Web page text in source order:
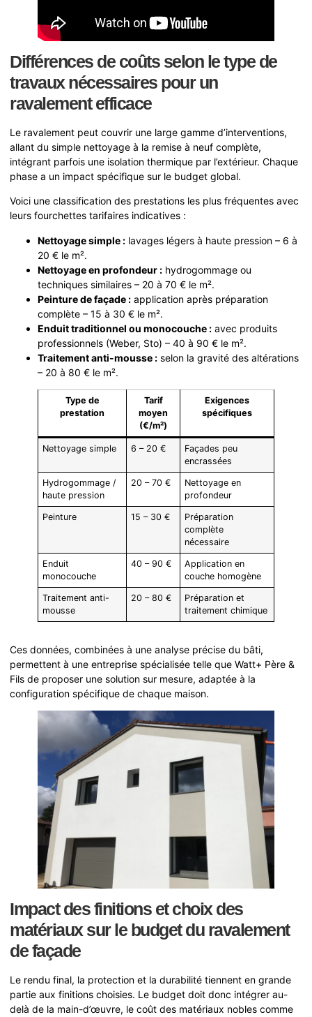
Différences de coûts selon le type de
travaux nécessaires pour un
ravalement efficace
Le ravalement peut couvrir une large gamme d’interventions,
allant du simple nettoyage à la remise à neuf complète,
intégrant parfois une isolation thermique par l’extérieur. Chaque
phase a un impact spécifique sur le budget global.
Voici une classification des prestations les plus fréquentes avec
leurs fourchettes tarifaires indicatives :
Nettoyage simple : lavages légers à haute pression – 6 à
20 € le m².
Nettoyage en profondeur : hydrogommage ou
techniques similaires – 20 à 70 € le m².
Peinture de façade : application après préparation
complète – 15 à 30 € le m².
Enduit traditionnel ou monocouche : avec produits
professionnels (Weber, Sto) – 40 à 90 € le m².
Traitement anti-mousse : selon la gravité des altérations
– 20 à 80 € le m².
Type de
prestation
Tarif
moyen
(€/m²)
Exigences
spécifiques
Nettoyage simple 6 – 20 €
Façades peu
encrassées
Hydrogommage /
haute pression
20 – 70 €
Nettoyage en
profondeur
Peinture 15 – 30 €
Préparation
complète
nécessaire
Enduit
monocouche
40 – 90 €
Application en
couche homogène
Traitement anti-
mousse
20 – 80 €
Préparation et
traitement chimique
Ces données, combinées à une analyse précise du bâti,
permettent à une entreprise spécialisée telle que Watt+ Père &
Fils de proposer une solution sur mesure, adaptée à la
configuration spécifique de chaque maison.
Impact des finitions et choix des
matériaux sur le budget du ravalement
de façade
Le rendu final, la protection et la durabilité tiennent en grande
partie aux finitions choisies. Le budget doit donc intégrer au-
delà de la main-d’œuvre, le coût des matériaux nobles comme